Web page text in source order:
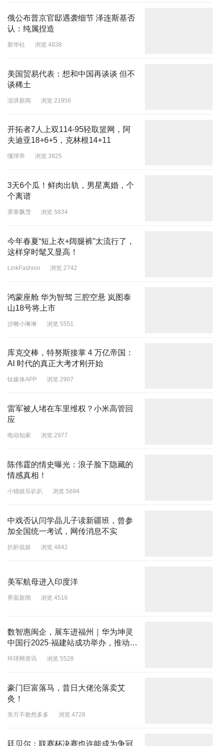
俄公布普京官邸遇袭细节 泽连斯基否
认：纯属捏造
新华社 浏览 4838
美国贸易代表：想和中国再谈谈 但不
谈稀土
澎湃新闻 浏览 21956
开拓者7人上双114-95轻取篮网，阿
夫迪亚18+6+5，克林根14+11
懂球帝 浏览 3825
3天6个瓜！鲜肉出轨，男星离婚，个
个离谱
霁寒飘雪 浏览 5834
今年春夏“短上衣+阔腿裤”太流行了，
这样穿时髦又显高！
LinkFashion 浏览 2742
鸿蒙座舱 华为智驾 三腔空悬 岚图泰
山18号将上市
沙雕小琳琳 浏览 5551
库克交棒，特努斯接掌 4 万亿帝国：
AI 时代的真正大考才刚开始
钛媒体APP 浏览 2907
雷军被人堵在车里维权？小米高管回
应
电动知家 浏览 2977
陈伟霆的情史曝光：浪子脸下隐藏的
情感真相！
小猫娱乐叭叭 浏览 5694
中戏否认闫学晶儿子读新疆班，曾参
加全国统一考试，网传消息不实
扒虾侃娱 浏览 4842
美军航母进入印度洋
界面新闻 浏览 4516
数智惠闽企，展车进福州｜华为坤灵
中国行2025·福建站成功举办，推动闽
环球网资讯 浏览 5528
豪门巨富落马，昔日大佬沦落卖艾
灸！
东方不败然多多 浏览 4728
廷贝尔：联赛杯决赛也许能成为争冠